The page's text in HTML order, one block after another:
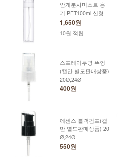
안개분사미스트 용
기 PET100ml 신형
1,650원
10원 적립
스프레이투명 뚜껑
(캡만 별도판매상품)
20Ø,24Ø
400원
에센스 블랙펌프(캡
만 별도판매상품) 20
Ø,24Ø
550원